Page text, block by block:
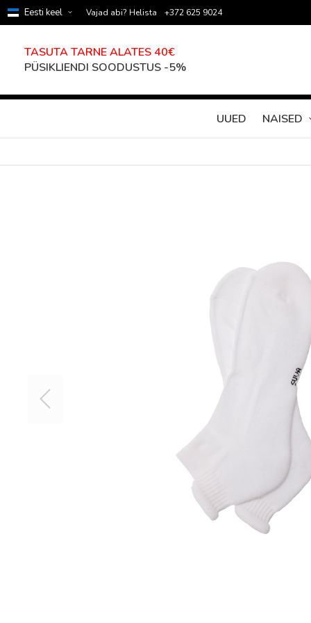
Eesti keel Vajad abi? Helista +372 625 9024
TASUTA TARNE ALATES 40€
PÜSIKLIENDI SOODUSTUS -5%
UUED NAISED